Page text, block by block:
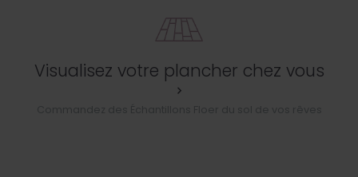
Visualisez votre plancher chez vous